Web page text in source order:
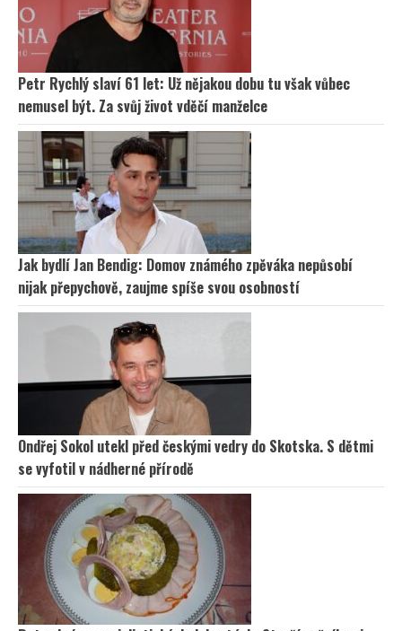
Petr Rychlý slaví 61 let: Už nějakou dobu tu však vůbec
nemusel být. Za svůj život vděčí manželce
Jak bydlí Jan Bendig: Domov známého zpěváka nepůsobí
nijak přepychově, zaujme spíše svou osobností
Ondřej Sokol utekl před českými vedry do Skotska. S dětmi
se vyfotil v nádherné přírodě